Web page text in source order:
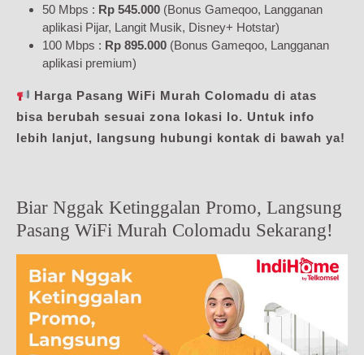
50 Mbps : Rp 545.000 (Bonus Gameqoo, Langganan
aplikasi Pijar, Langit Musik, Disney+ Hotstar)
100 Mbps : Rp 895.000 (Bonus Gameqoo, Langganan
aplikasi premium)
Harga Pasang WiFi Murah Colomadu di atas
bisa berubah sesuai zona lokasi lo. Untuk info
lebih lanjut, langsung hubungi kontak di bawah ya!
Biar Nggak Ketinggalan Promo, Langsung
Pasang WiFi Murah Colomadu Sekarang!